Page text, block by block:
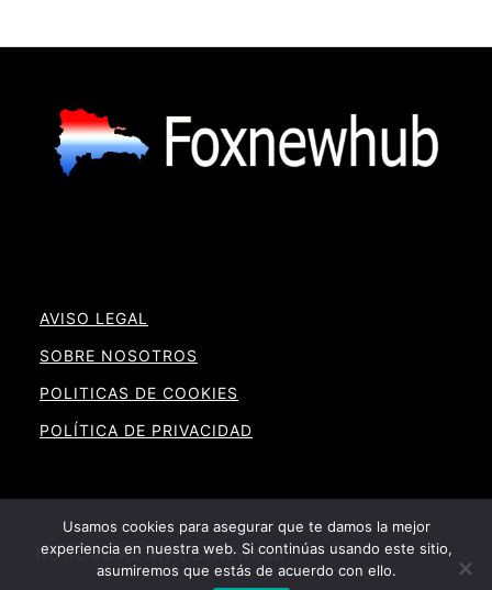
AVISO LEGAL
SOBRE NOSOTROS
POLITICAS DE COOKIES
POLÍTICA DE PRIVACIDAD
Noticias RD By Foxnewhub
Usamos cookies para asegurar que te damos la mejor
experiencia en nuestra web. Si continúas usando este sitio,
asumiremos que estás de acuerdo con ello.